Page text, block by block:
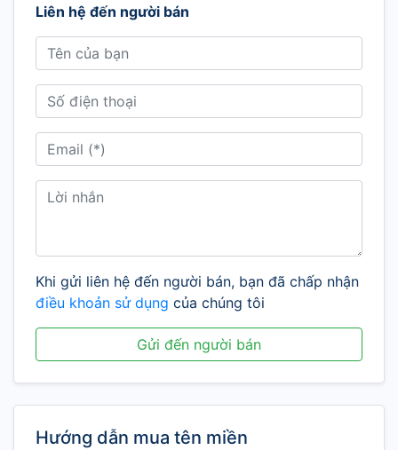
Liên hệ đến người bán
Khi gửi liên hệ đến người bán, bạn đã chấp nhận
điều khoản sử dụng của chúng tôi
Gửi đến người bán
Hướng dẫn mua tên miền